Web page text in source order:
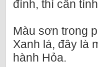
đình, thì cần
Màu sơn trong
Xanh lá, đây là
hành Hỏa.